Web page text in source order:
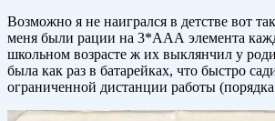
Возможно я не наигрался в детстве вот
меня были рации на 3*ААА элемента
школьном возрасте ж их выклянчил у
была как раз в батарейках, что быстро
ограниченной дистанции работы